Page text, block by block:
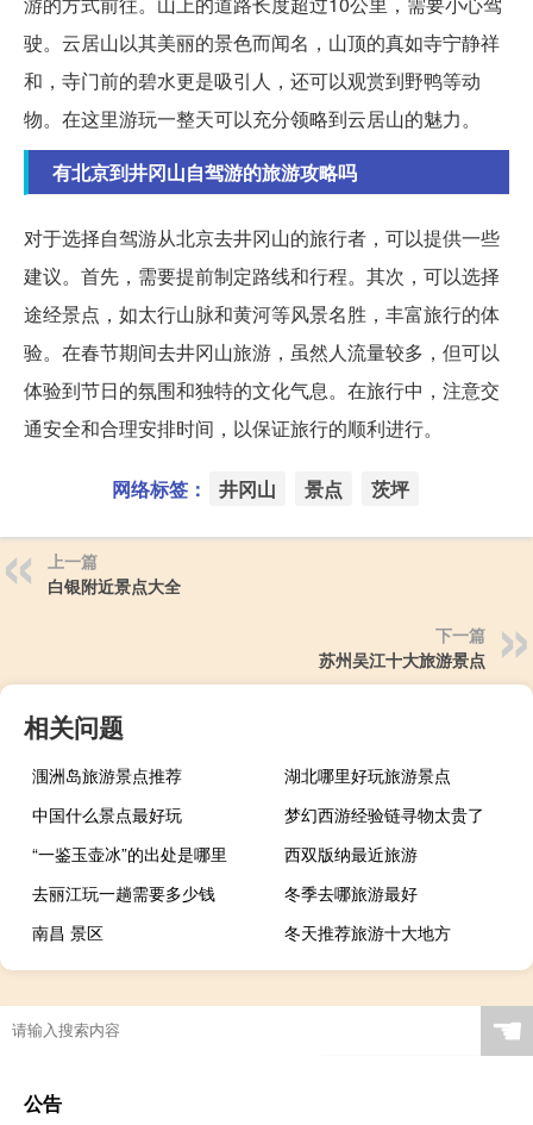
驶。云居山以其美丽的景色而闻名，山顶的真如寺宁静祥
和，寺门前的碧水更是吸引人，还可以观赏到野鸭等动
物。在这里游玩一整天可以充分领略到云居山的魅力。
有北京到井冈山自驾游的旅游攻略吗
对于选择自驾游从北京去井冈山的旅行者，可以提供一些
建议。首先，需要提前制定路线和行程。其次，可以选择
途经景点，如太行山脉和黄河等风景名胜，丰富旅行的体
验。在春节期间去井冈山旅游，虽然人流量较多，但可以
体验到节日的氛围和独特的文化气息。在旅行中，注意交
通安全和合理安排时间，以保证旅行的顺利进行。
网络标签： 井冈山 景点 茨坪
上一篇
白银附近景点大全
下一篇
苏州吴江十大旅游景点
相关问题
涠洲岛旅游景点推荐
湖北哪里好玩旅游景点
中国什么景点最好玩
梦幻西游经验链寻物太贵了
“一鉴玉壶冰”的出处是哪里
西双版纳最近旅游
去丽江玩一趟需要多少钱
冬季去哪旅游最好
南昌 景区
冬天推荐旅游十大地方
☚
公告